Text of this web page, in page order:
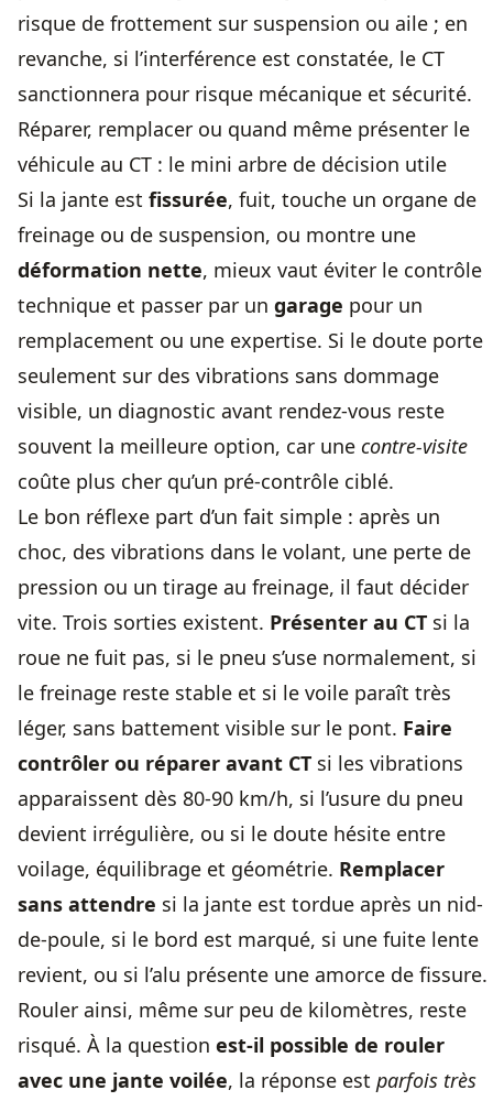
risque de frottement sur suspension ou aile ; en
revanche, si l’interférence est constatée, le CT
sanctionnera pour risque mécanique et sécurité.
Réparer, remplacer ou quand même présenter le
véhicule au CT : le mini arbre de décision utile
Si la jante est fissurée, fuit, touche un organe de
freinage ou de suspension, ou montre une
déformation nette, mieux vaut éviter le contrôle
technique et passer par un garage pour un
remplacement ou une expertise. Si le doute porte
seulement sur des vibrations sans dommage
visible, un diagnostic avant rendez-vous reste
souvent la meilleure option, car une contre-visite
coûte plus cher qu’un pré-contrôle ciblé.
Le bon réflexe part d’un fait simple : après un
choc, des vibrations dans le volant, une perte de
pression ou un tirage au freinage, il faut décider
vite. Trois sorties existent. Présenter au CT si la
roue ne fuit pas, si le pneu s’use normalement, si
le freinage reste stable et si le voile paraît très
léger, sans battement visible sur le pont. Faire
contrôler ou réparer avant CT si les vibrations
apparaissent dès 80-90 km/h, si l’usure du pneu
devient irrégulière, ou si le doute hésite entre
voilage, équilibrage et géométrie. Remplacer
sans attendre si la jante est tordue après un nid-
de-poule, si le bord est marqué, si une fuite lente
revient, ou si l’alu présente une amorce de fissure.
Rouler ainsi, même sur peu de kilomètres, reste
risqué. À la question est-il possible de rouler
avec une jante voilée, la réponse est parfois très